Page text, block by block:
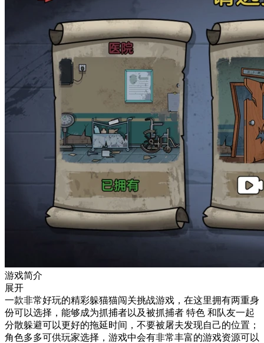
游戏简介
展开
一款非常好玩的精彩躲猫猫闯关挑战游戏，在这里拥有两重身
份可以选择，能够成为抓捕者以及被抓捕者 特色 和队友一起
分散躲避可以更好的拖延时间，不要被屠夫发现自己的位置；
角色多多可供玩家选择，游戏中会有非常丰富的游戏资源可以